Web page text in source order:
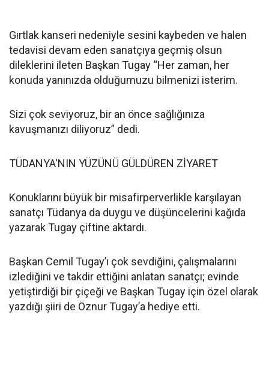
Gırtlak kanseri nedeniyle sesini kaybeden ve halen
tedavisi devam eden sanatçıya geçmiş olsun
dileklerini ileten Başkan Tugay “Her zaman, her
konuda yanınızda olduğumuzu bilmenizi isterim.
Sizi çok seviyoruz, bir an önce sağlığınıza
kavuşmanızı diliyoruz” dedi.
TÜDANYA'NIN YÜZÜNÜ GÜLDÜREN ZİYARET
Konuklarını büyük bir misafirperverlikle karşılayan
sanatçı Tüdanya da duygu ve düşüncelerini kağıda
yazarak Tugay çiftine aktardı.
Başkan Cemil Tugay’ı çok sevdiğini, çalışmalarını
izlediğini ve takdir ettiğini anlatan sanatçı; evinde
yetiştirdiği bir çiçeği ve Başkan Tugay için özel olarak
yazdığı şiiri de Öznur Tugay’a hediye etti.